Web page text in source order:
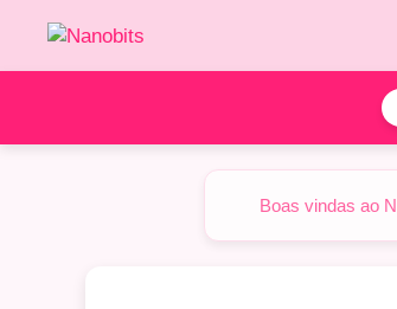
o
Boas vindas ao